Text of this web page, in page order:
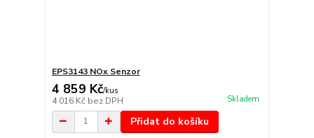
EPS3143 NOx Senzor
4 859 Kč/kus
4 016 Kč bez DPH Skladem
Přidat do košíku